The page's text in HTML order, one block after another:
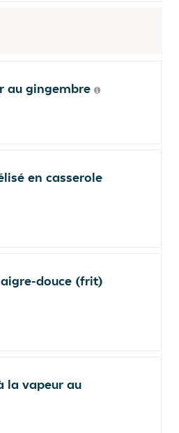
au gingembre
en casserole
douce (frit)
la vapeur au